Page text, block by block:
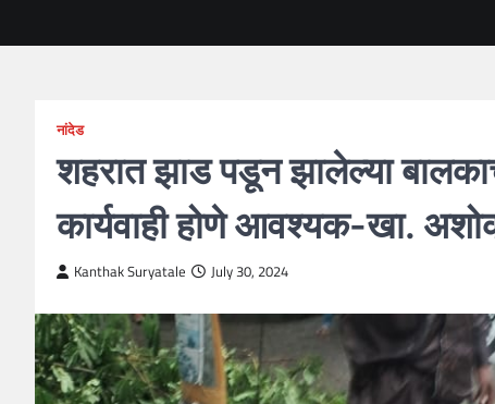
नांदेड
शहरात झाड पडून झालेल्या
कार्यवाही होणे आवश्यक-खा.
Kanthak Suryatale July 30, 2024